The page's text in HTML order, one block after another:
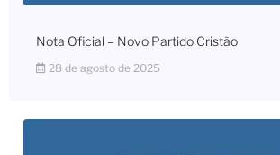
Nota Oficial – Novo Partido Cristão
28 de agosto de 2025